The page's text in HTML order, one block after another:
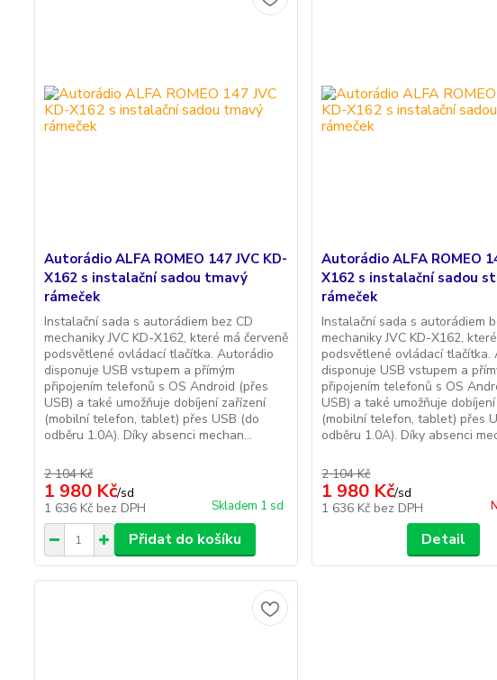
Autorádio ALFA ROMEO 147 JVC KD-
X162 s instalační sadou tmavý
rámeček
Instalační sada s autorádiem bez CD
mechaniky JVC KD-X162, které má červeně
podsvětlené ovládací tlačítka. Autorádio
disponuje USB vstupem a přímým
připojením telefonů s OS Android (přes
USB) a také umožňuje dobíjení zařízení
(mobilní telefon, tablet) přes USB (do
odběru 1.0A). Díky absenci mechan...
2 104 Kč
1 980 Kč/sd
1 636 Kč bez DPH Skladem 1 sd
Přidat do košíku
Autorádio ALFA ROMEO
X162 s instalační sadou
rámeček
Instalační sada s autorádiem
mechaniky JVC KD-X162,
podsvětlené ovládací tlačítka.
disponuje USB vstupem a
připojením telefonů s OS
USB) a také umožňuje
(mobilní telefon, tablet) přes
odběru 1.0A). Díky absenci
2 104 Kč
1 980 Kč/sd
1 636 Kč bez DPH
Detail